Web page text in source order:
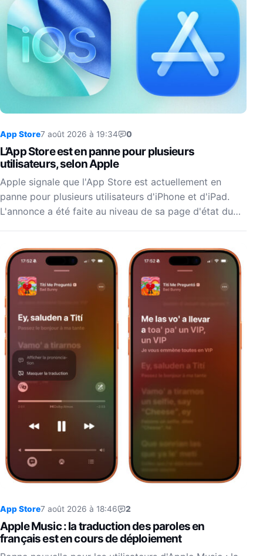
App Store7 août 2026 à 19:34 0
L’App Store est en panne pour plusieurs
utilisateurs, selon Apple
Apple signale que l'App Store est actuellement en
panne pour plusieurs utilisateurs d'iPhone et d'iPad.
L'annonce a été faite au niveau de sa page d'état du…
App Store7 août 2026 à 18:46 2
Apple Music : la traduction des paroles en
français est en cours de déploiement